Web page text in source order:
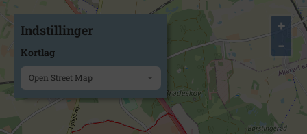
+
−
Indstillinger
Kortlag
Open Street Map